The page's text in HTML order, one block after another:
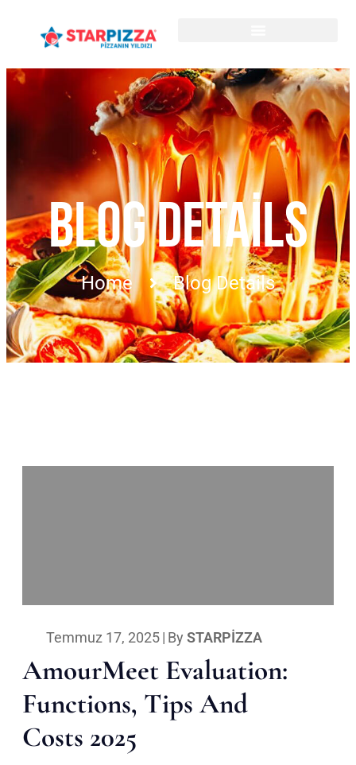
BLOG DETAILS
Home Blog Details
Temmuz 17, 2025| By STARPIZZA
AmourMeet Evaluation:
Functions, Tips And
Costs 2025